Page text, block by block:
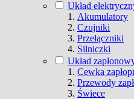
Układ
Akumulatory
Czujniki
Przełączniki
Silniczki
Układ
Cewka
Przewody
Świece